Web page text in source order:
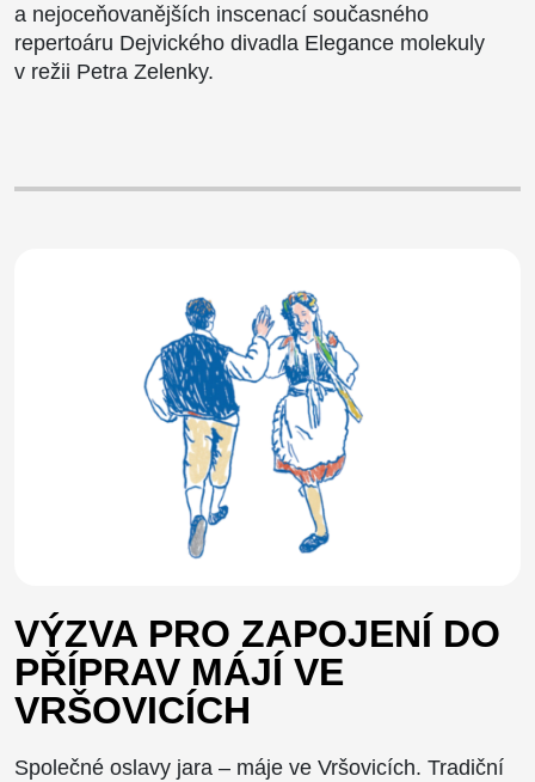
a nejoceňovanějších inscenací současného
repertoáru Dejvického divadla Elegance molekuly
v režii Petra Zelenky.
VÝZVA PRO ZAPOJENÍ DO
PŘÍPRAV MÁJÍ VE
VRŠOVICÍCH
Společné oslavy jara – máje ve Vršovicích. Tradiční